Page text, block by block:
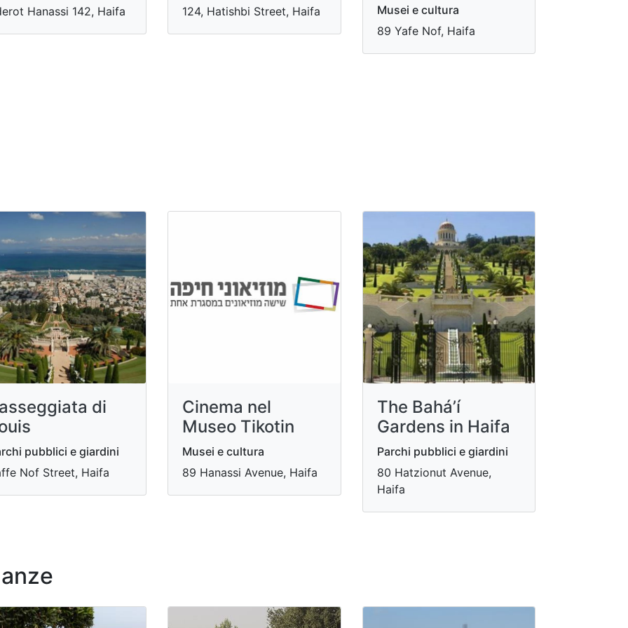
Hanassi 142, Haifa 124, Hatishbi Street, Haifa
Musei e cultura
89 Yafe Nof, Haifa
di
pubblici e giardini
Nof Street, Haifa
Cinema nel
Museo Tikotin
Musei e cultura
89 Hanassi Avenue, Haifa
The Bahá’í
Gardens in Haifa
Parchi pubblici e giardini
80 Hatzionut Avenue,
Haifa